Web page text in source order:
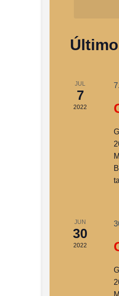
JUL
7
2022
JUN
30
2022